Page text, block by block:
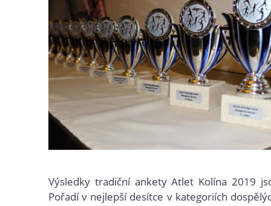
Výsledky tradiční ankety Atlet Kolína 2019
Pořadí v nejlepší desítce v kategoriích